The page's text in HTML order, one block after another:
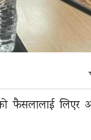
फैसलालाई लिएर